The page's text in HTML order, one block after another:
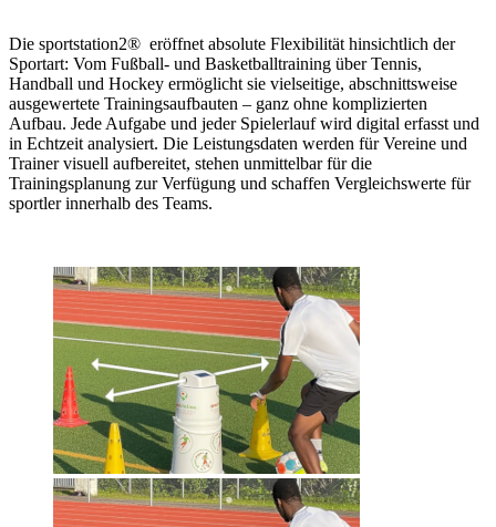
Die sportstation2® eröffnet absolute Flexibilität hinsichtlich der
Sportart: Vom Fußball- und Basketballtraining über Tennis,
Handball und Hockey ermöglicht sie vielseitige, abschnittsweise
ausgewertete Trainingsaufbauten – ganz ohne komplizierten
Aufbau. Jede Aufgabe und jeder Spielerlauf wird digital erfasst und
in Echtzeit analysiert. Die Leistungsdaten werden für Vereine und
Trainer visuell aufbereitet, stehen unmittelbar für die
Trainingsplanung zur Verfügung und schaffen Vergleichswerte für
sportler innerhalb des Teams.